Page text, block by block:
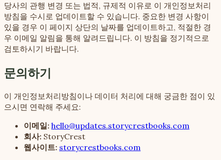
당사의 관행 변경 또는 법적, 규제적 이유로 이 개인정보처리
방침을 수시로 업데이트할 수 있습니다. 중요한 변경 사항이
있을 경우 이 페이지 상단의 날짜를 업데이트하고, 적절한 경
우 이메일 알림을 통해 알려드립니다. 이 방침을 정기적으로
검토하시기 바랍니다.
문의하기
이 개인정보처리방침이나 데이터 처리에 대해 궁금한 점이 있
으시면 연락해 주세요:
이메일: hello@updates.storycrestbooks.com
회사: StoryCrest
웹사이트: storycrestbooks.com